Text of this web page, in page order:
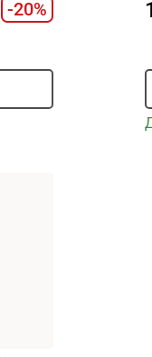
-20%